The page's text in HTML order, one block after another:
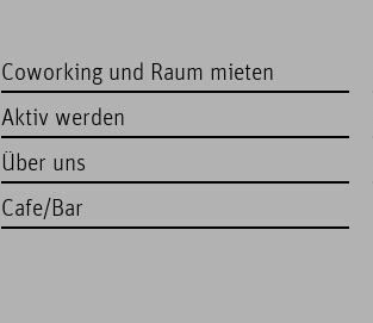
Coworking und Raum mieten
Aktiv werden
Über uns
Cafe/Bar